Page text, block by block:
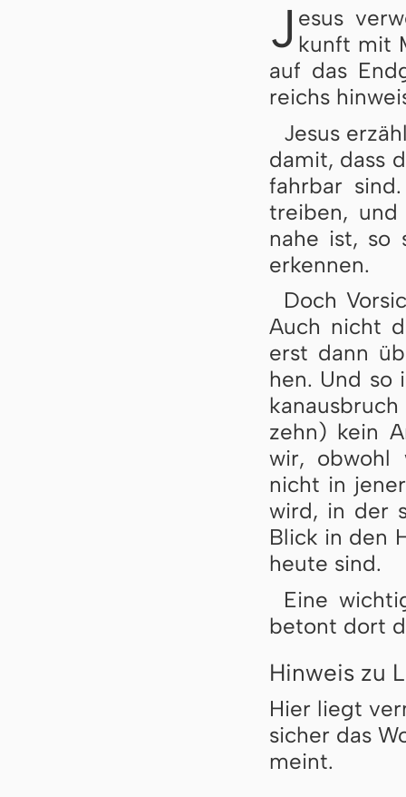
J esus
kunft mit
auf das
reichs
Jesus
da­mit, dass
fahr­bar
trei­ben,
na­he ist, so
er­ken­nen.
Doch
Auch nicht
erst dann
hen. Und so
zehn) kein
wir, ob­wohl
nicht in
wird, in der
Blick in den
heu­te sind.
Eine
be­tont dort
Hinweis zu
Hier liegt
sicher das
meint.